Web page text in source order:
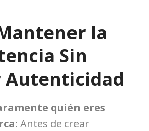
la
Sin
Autenticidad
quién eres
: Antes de crear